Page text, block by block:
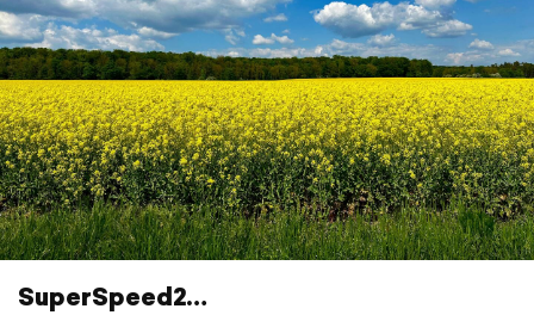
SuperSpeed2…